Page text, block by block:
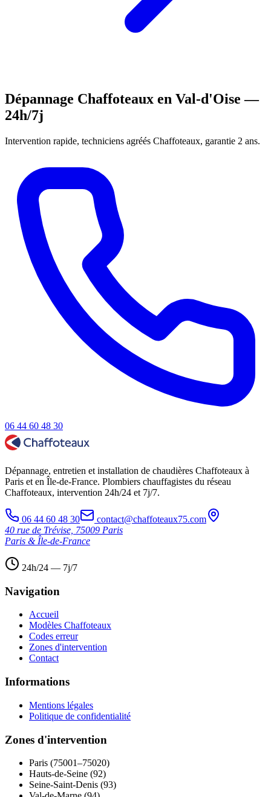
Dépannage Chaffoteaux en Val-d'Oise —
24h/7j
Intervention rapide, techniciens agréés Chaffoteaux, garantie 2 ans.
06 44 60 48 30
Dépannage, entretien et installation de chaudières Chaffoteaux à
Paris et en Île-de-France. Plombiers chauffagistes du réseau
Chaffoteaux, intervention 24h/24 et 7j/7.
06 44 60 48 30
contact@chaffoteaux75.com
40 rue de Trévise, 75009 Paris
Paris & Île-de-France
24h/24 — 7j/7
Navigation
Accueil
Modèles Chaffoteaux
Codes erreur
Zones d'intervention
Contact
Informations
Mentions légales
Politique de confidentialité
Zones d'intervention
Paris (75001–75020)
Hauts-de-Seine (92)
Seine-Saint-Denis (93)